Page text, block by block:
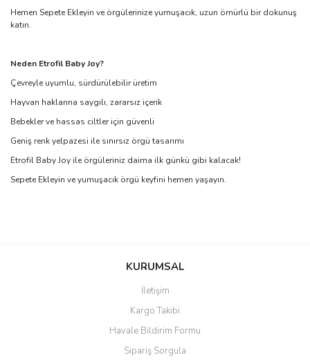
Hemen Sepete Ekleyin ve örgülerinize yumuşacık, uzun ömürlü bir dokunuş
katın.
Neden Etrofil Baby Joy?
Çevreyle uyumlu, sürdürülebilir üretim
Hayvan haklarına saygılı, zararsız içerik
Bebekler ve hassas ciltler için güvenli
Geniş renk yelpazesi ile sınırsız örgü tasarımı
Etrofil Baby Joy ile örgüleriniz daima ilk günkü gibi kalacak!
Sepete Ekleyin ve yumuşacık örgü keyfini hemen yaşayın.
Bu ürüne ilk yorumu siz yapın!
Ürün resmi kalitesiz, bozuk veya görüntülenemiyor.
Ürün açıklamasında eksik bilgiler bulunuyor.
Ürün bilgilerinde hatalar bulunuyor.
KURUMSAL
İletişim
Kargo Takibi
Havale Bildirim Formu
Sipariş Sorgula